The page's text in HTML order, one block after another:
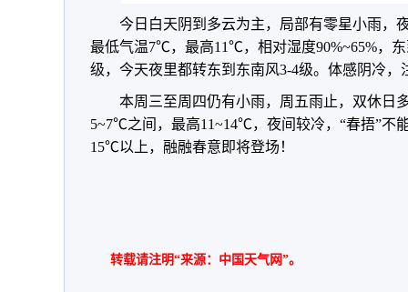
今日白天阴到多云为主，局部有零星小雨，
最低气温7℃，最高11℃，相对湿度90%~65%，
级，今天夜里都转东到东南风3-4级。体感阴冷
本周三至周四仍有小雨，周五雨止，双休日
5~7℃之间，最高11~14℃，夜间较冷，“春捂”不
15℃以上，融融春意即将登场！
转载请注明“来源：中国天气网”。